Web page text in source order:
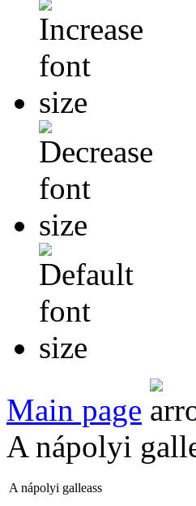
Main page
A nápolyi
A nápolyi galleass